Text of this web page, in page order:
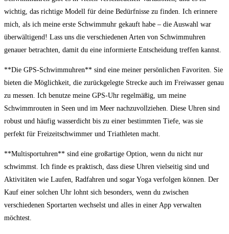
wichtig, das ​richtige Modell ⁢für‌ deine Bedürfnisse zu​ finden. Ich erinnere
mich, als ich ⁤meine ⁤erste Schwimmuhr gekauft habe – ⁢die Auswahl war
überwältigend! Lass uns die⁤ verschiedenen Arten von Schwimmuhren
genauer betrachten, damit du eine informierte Entscheidung treffen kannst.
**Die ⁢GPS-Schwimmuhren** sind⁤ eine meiner persönlichen Favoriten. ‍Sie
⁤bieten die Möglichkeit, die zurückgelegte⁢ Strecke auch im Freiwasser genau
zu messen. Ich benutze meine GPS-Uhr ‍regelmäßig, um meine
‌Schwimmrouten in Seen und im Meer⁣ nachzuvollziehen. Diese ⁢Uhren ​sind
robust und häufig wasserdicht bis zu⁣ einer bestimmten Tiefe, was sie
perfekt für Freizeitschwimmer und Triathleten macht.
**Multisportuhren** sind eine ‍großartige Option, wenn ⁣du nicht nur
schwimmst. Ich ‌finde es praktisch, dass diese Uhren vielseitig ‍sind und‌
Aktivitäten wie Laufen, Radfahren⁣ und sogar Yoga verfolgen können. Der
Kauf einer ​solchen Uhr lohnt ‌sich besonders, wenn du zwischen
verschiedenen Sportarten wechselst ⁢und‌ alles ‍in⁢ einer ‌App verwalten
möchtest.